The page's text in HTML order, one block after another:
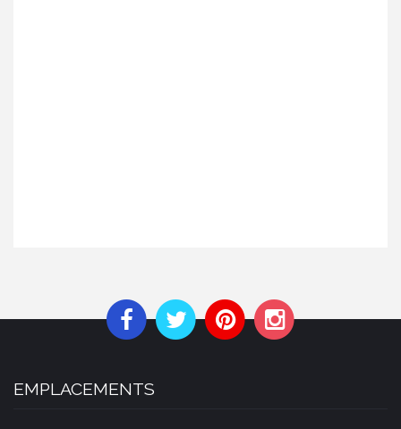
EMPLACEMENTS